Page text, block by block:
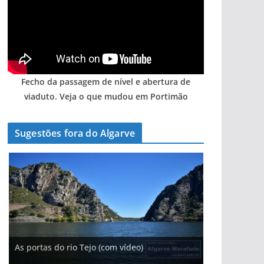
Fecho da passagem de nível e abertura de
viaduto. Veja o que mudou em Portimão
Sugestões fora do Algarve
As portas do rio Tejo (com vídeo)
A piscina natural com cascata
A aldeia mais portuguesa de Portugal (com
vídeo)
Foto do dia: a terra algarvia que se abre como